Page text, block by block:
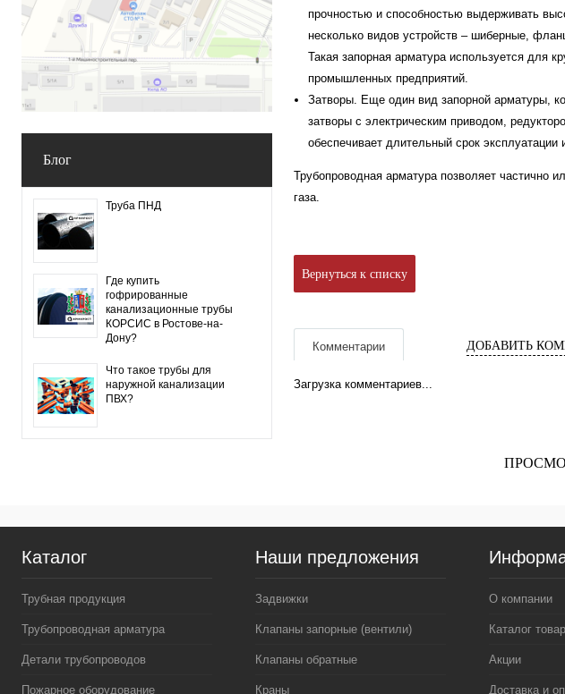
Блог
Труба ПНД
Где купить
гофрированные
канализационные трубы
КОРСИС в Ростове-на-
Дону?
Что такое трубы для
наружной канализации
ПВХ?
прочностью и способностью выдерживать
несколько видов устройств – шиберные,
Такая запорная арматура используется для
промышленных предприятий.
Затворы. Еще один вид запорной арматуры,
затворы с электрическим приводом,
обеспечивает длительный срок
Трубопроводная арматура позволяет частично
газа.
Вернуться к списку
Комментарии ДОБАВИТЬ
Загрузка комментариев...
Каталог
Трубная продукция
Трубопроводная арматура
Детали трубопроводов
Пожарное оборудование
Наши предложения
Задвижки
Клапаны запорные (вентили)
Клапаны обратные
Краны
О компании
Каталог
Акции
Доставка и